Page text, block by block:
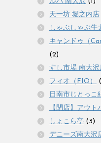
天一坊 堀之内店
しゃぶしゃぶ
キャンドゥ（
(2)
すし市場 南大沢
フィオ（FIO）
日南市じとっこ
【閉店】アウ
しょこら亭 (3)
デニーズ南大沢